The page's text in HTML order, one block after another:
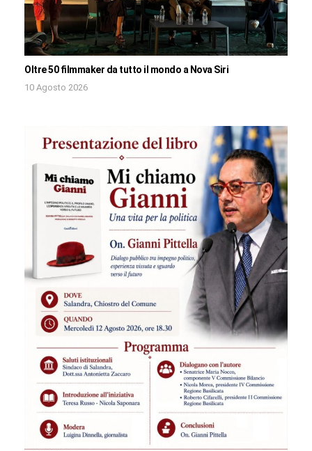
Oltre 50 filmmaker da tutto il mondo a Nova Siri
10 Agosto 2026